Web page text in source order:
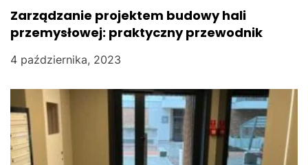
p
i
s
u
Zarządzanie projektem budowy hali
przemysłowej: praktyczny przewodnik
4 października, 2023